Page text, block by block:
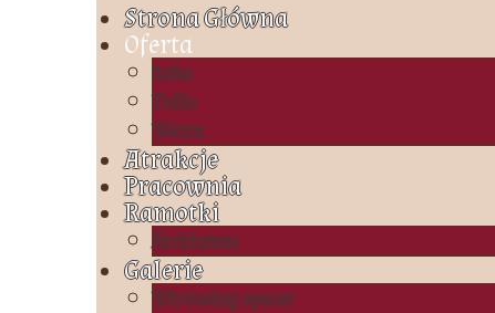
Strona Główna
Oferta
Łuka
Tulin
Watra
Atrakcje
Pracownia
Ramotki
Archiwum
Galerie
Wirtualny spacer